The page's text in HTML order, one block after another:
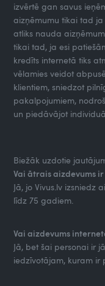
izvērtē gan savus
aizņēmumu tikai tad
atliks nauda
tikai tad, ja esi
kredīts internetā tiks
vēlamies veidot
klientiem, sniedzot
pakalpojumiem,
un piedāvājot
Biežāk uzdotie
Vai ātrais aizdevums
Jā, jo Vivus.lv izsniedz
līdz 75 gadiem.
Vai aizdevums
Jā, bet šai personai ir
iedzīvotājam, kuram ir